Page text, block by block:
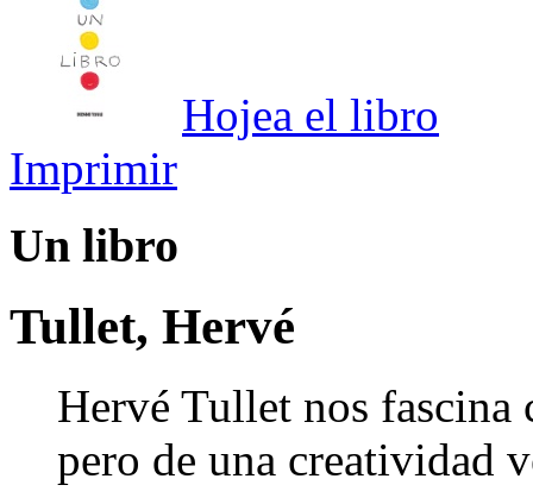
Hojea el libro
Imprimir
Un libro
Tullet, Hervé
Hervé Tullet nos fascina
pero de una creatividad